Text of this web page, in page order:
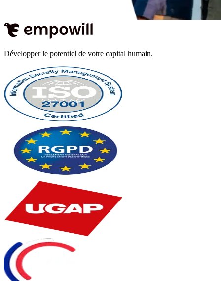
Développer le potentiel de votre capital humain.